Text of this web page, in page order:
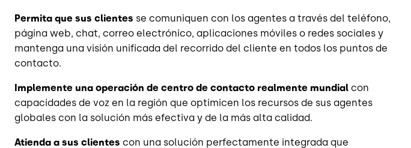
Permita que sus clientes se comuniquen con los agentes a través del teléfono,
página web, chat, correo electrónico, aplicaciones móviles o redes sociales y
mantenga una visión unificada del recorrido del cliente en todos los puntos de
contacto.
Implemente una operación de centro de contacto realmente mundial con
capacidades de voz en la región que optimicen los recursos de sus agentes
globales con la solución más efectiva y de la más alta calidad.
Atienda a sus clientes con una solución perfectamente integrada que